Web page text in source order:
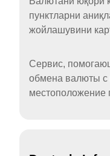
пунктларни
жойлашувини
Сервис,
обмена валюты с
местоположение